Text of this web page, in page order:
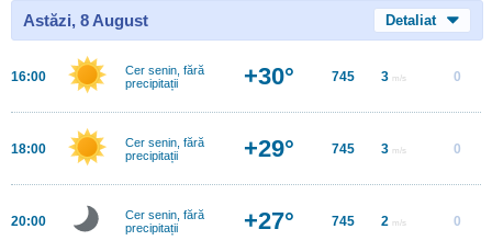
Astăzi, 8 August Detaliat
16:00
Cer senin, fără
precipitații
+30° 745 3 m/s 0
18:00
Cer senin, fără
precipitații
+29° 745 3 m/s 0
20:00
Cer senin, fără
precipitații
+27° 745 2 m/s 0